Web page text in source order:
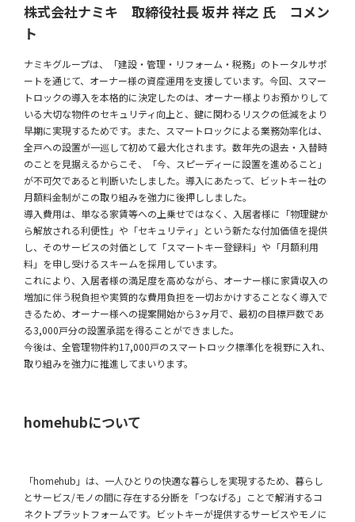
株式会社ナミキ 取締役社長 坂井 祥之 氏 コメン
ト
ナミキグループは、「建設・管理・リフォーム・税務」のトータルサポ
ートを通じて、オーナー様の資産運用を支援しています。今回、スマー
トロックの導入を本格的に決定したのは、オーナー様よりお預かりして
いる大切な物件のセキュリティ向上と、鍵に関わるリスクの低減をより
早期に実現するためです。また、スマートロックによる業務効率化は、
全戸への設置が一巡して初めて最大化されます。数年先の退去・入替時
のことを見据えるからこそ、「今、スピーディーに設置を進めること」
が不可欠であると判断いたしました。導入にあたって、ビットキー社の
月額料金制がこの取り組みを強力に後押ししました。
導入費用は、単なる家賃等への上乗せではなく、入居者様に「物理鍵か
ら解放される利便性」や「セキュリティ」という新たな付加価値を提供
し、そのサービスの対価として「スマートキー登録料」や「月額利用
料」を申し受けるスキームを採用しています。
これにより、入居者様の満足度を高めながら、オーナー様に家賃収入の
増加に伴う税負担や実質的な費用負担を一切おかけすることなく導入で
きるため、オーナー様への提案開始から3ヶ月で、最初の目標戸数であ
る3,000戸分の設置承諾を得ることができました。
今後は、全管理物件約17,000戸のスマートロック標準化を視野に入れ、
取り組みを強力に推進してまいります。
homehubについて
「homehub」は、一人ひとりの快適な暮らしを実現するため、暮らし
とサービス/モノの間に存在する分断を「つなげる」ことで解消するコ
ネクトプラットフォームです。ビットキーが提供するサービスやモノに